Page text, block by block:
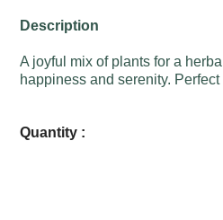
Description
A joyful mix of plants for a
happiness and serenity.
Quantity :